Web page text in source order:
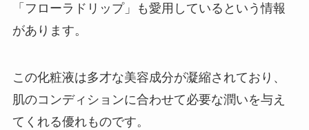
「フローラドリップ」も愛用しているという情報
があります。
この化粧液は多才な美容成分が凝縮されており、
肌のコンディションに合わせて必要な潤いを与え
てくれる優れものです。